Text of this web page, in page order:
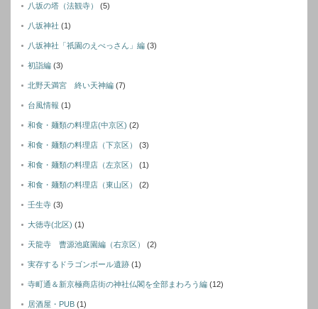
八坂の塔（法観寺） (5)
八坂神社 (1)
八坂神社「祇園のえべっさん」編 (3)
初詣編 (3)
北野天満宮 終い天神編 (7)
台風情報 (1)
和食・麺類の料理店(中京区) (2)
和食・麺類の料理店（下京区） (3)
和食・麺類の料理店（左京区） (1)
和食・麺類の料理店（東山区） (2)
壬生寺 (3)
大徳寺(北区) (1)
天龍寺 曹源池庭園編（右京区） (2)
実存するドラゴンボール遺跡 (1)
寺町通＆新京極商店街の神社仏閣を全部まわろう編 (12)
居酒屋・PUB (1)